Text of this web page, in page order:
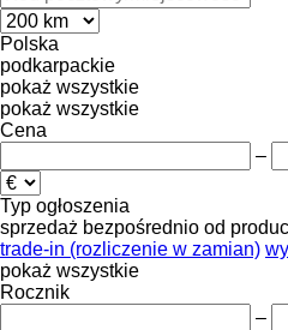
Polska
podkarpackie
pokaż wszystkie
pokaż wszystkie
Cena
–
Typ ogłoszenia
sprzedaż bezpośrednio od
trade-in (rozliczenie w zamian)
pokaż wszystkie
Rocznik
–